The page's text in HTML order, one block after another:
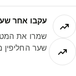
עקבו אחר שער
שמרו את
שער החליפין